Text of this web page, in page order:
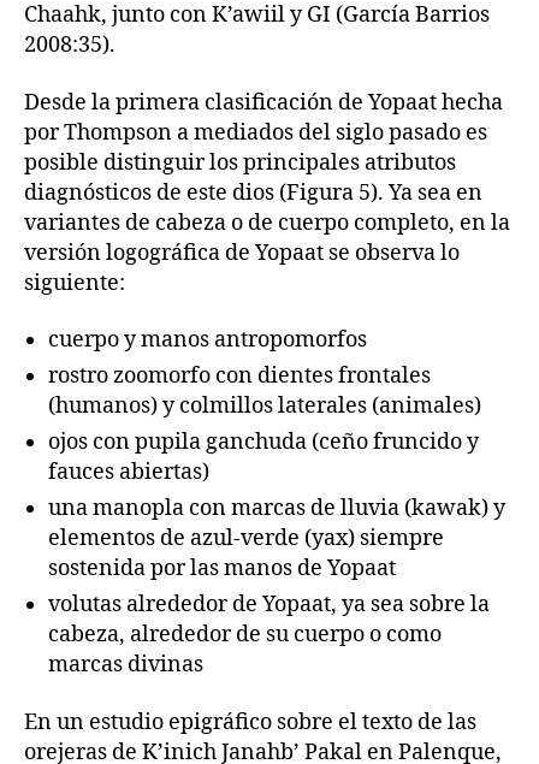
Chaahk, junto con K’awiil y GI (García Barrios
2008:35).
Desde la primera clasificación de Yopaat hecha
por Thompson a mediados del siglo pasado es
posible distinguir los principales atributos
diagnósticos de este dios (Figura 5). Ya sea en
variantes de cabeza o de cuerpo completo, en la
versión logográfica de Yopaat se observa lo
siguiente:
cuerpo y manos antropomorfos
rostro zoomorfo con dientes frontales
(humanos) y colmillos laterales (animales)
ojos con pupila ganchuda (ceño fruncido y
fauces abiertas)
una manopla con marcas de lluvia (kawak) y
elementos de azul-verde (yax) siempre
sostenida por las manos de Yopaat
volutas alrededor de Yopaat, ya sea sobre la
cabeza, alrededor de su cuerpo o como
marcas divinas
En un estudio epigráfico sobre el texto de las
orejeras de K’inich Janahb’ Pakal en Palenque,